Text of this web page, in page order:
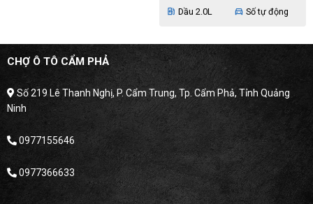
ev_station Dầu 2.0L directions_car Số tự động
CHỢ Ô TÔ CẨM PHẢ
Số 219 Lê Thanh Nghị, P. Cẩm Trung, Tp. Cẩm Phả, Tỉnh Quảng
Ninh
0977155646
0977366633